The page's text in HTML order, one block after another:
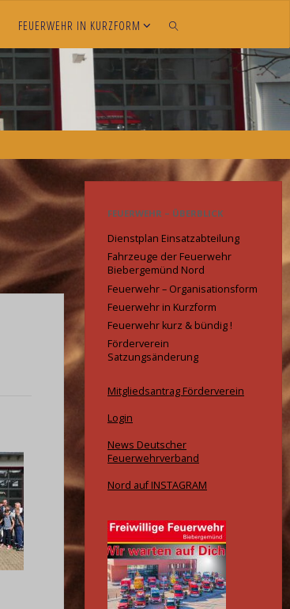
FEUERWEHR IN KURZFORM
FEUERWEHR – ÜBERBLICK
Dienstplan Einsatzabteilung
Fahrzeuge der Feuerwehr
Biebergemünd Nord
Feuerwehr – Organisationsform
Feuerwehr in Kurzform
Feuerwehr kurz & bündig !
Förderverein
Satzungsänderung
Mitgliedsantrag Förderverein
Login
News Deutscher
Feuerwehrverband
Nord auf INSTAGRAM